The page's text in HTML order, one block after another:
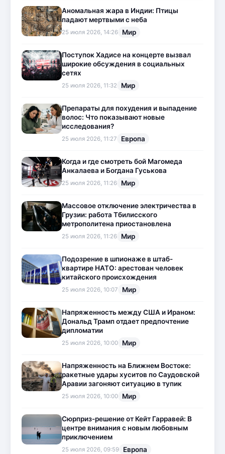
Аномальная жара в Индии: Птицы
падают мертвыми с неба
25 июля 2026, 14:26 Мир
Поступок Хадисе на концерте вызвал
широкие обсуждения в социальных
сетях
25 июля 2026, 11:32 Мир
Препараты для похудения и выпадение
волос: Что показывают новые
исследования?
25 июля 2026, 11:27 Европа
Когда и где смотреть бой Магомеда
Анкалаева и Богдана Гуськова
25 июля 2026, 11:26 Мир
Массовое отключение электричества в
Грузии: работа Тбилисского
метрополитена приостановлена
25 июля 2026, 11:26 Мир
Подозрение в шпионаже в штаб-
квартире НАТО: арестован человек
китайского происхождения
25 июля 2026, 10:07 Мир
Напряженность между США и Ираном:
Дональд Трамп отдает предпочтение
дипломатии
25 июля 2026, 10:00 Мир
Напряженность на Ближнем Востоке:
ракетные удары хуситов по Саудовской
Аравии загоняют ситуацию в тупик
25 июля 2026, 10:00 Мир
Сюрприз-решение от Кейт Гарравей: В
центре внимания с новым любовным
приключением
25 июля 2026, 09:59 Европа